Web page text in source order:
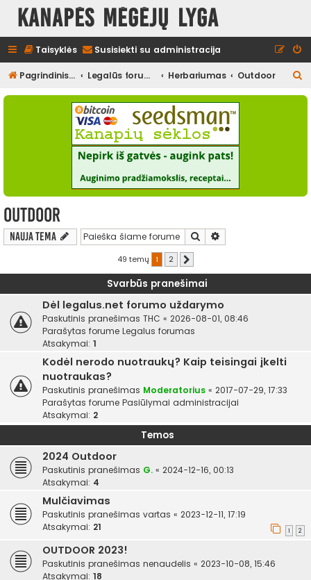
Kanapės mėgėjų lyga
Taisyklės Susisiekti su administracija
Pagrindinis diskusijų puslapis Legalūs forumai Herbariumas Outdoor
e
Outdoor
Nauja tema Ieškoti
49 temų 1 2
Svarbūs pranešimai
Dėl legalus.net forumo uždarymo
Paskutinis pranešimas THC « 2026-08-01, 08:46
Parašytas forume Legalus forumas
Atsakymai: 1
Kodėl nerodo nuotraukų? Kaip teisingai įkelti
nuotraukas?
Paskutinis pranešimas Moderatorius « 2017-07-29, 17:33
Parašytas forume Pasiūlymai administracijai
Atsakymai: 2
Temos
2024 Outdoor
Paskutinis pranešimas G. « 2024-12-16, 00:13
Atsakymai: 4
Mulčiavimas
Paskutinis pranešimas vartas « 2023-12-11, 17:19
Atsakymai: 21 1 2
OUTDOOR 2023!
Paskutinis pranešimas nenaudelis « 2023-10-08, 15:46
Atsakymai: 18